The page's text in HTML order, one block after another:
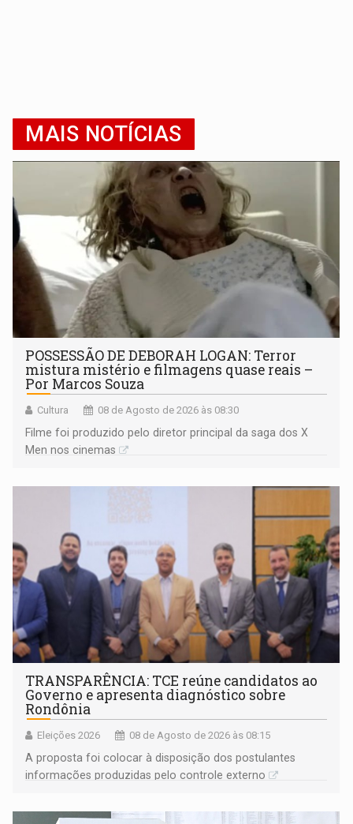
MAIS NOTÍCIAS
POSSESSÃO DE DEBORAH LOGAN: Terror
mistura mistério e filmagens quase reais –
Por Marcos Souza
Cultura 08 de Agosto de 2026 às 08:30
Filme foi produzido pelo diretor principal da saga dos X
Men nos cinemas
TRANSPARÊNCIA: TCE reúne candidatos ao
Governo e apresenta diagnóstico sobre
Rondônia
Eleições 2026 08 de Agosto de 2026 às 08:15
A proposta foi colocar à disposição dos postulantes
informações produzidas pelo controle externo